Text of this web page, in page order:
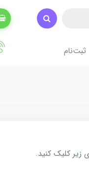
ثبت‌نام
کلیک کنید.